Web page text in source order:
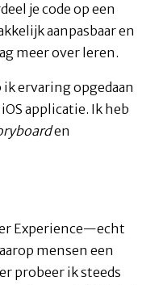
je code op een
aanpasbaar en
meer over leren.
ervaring opgedaan
applicatie. Ik heb
en
Experience—echt
mensen een
probeer ik steeds